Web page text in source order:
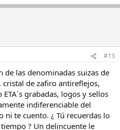
#13
de las denominadas suizas de
cristal de zafiro antireflejos,
grabadas, logos y sellos
indiferenciable del
te cuento. ¿ Tú recuerdas lo
? Un delincuente le